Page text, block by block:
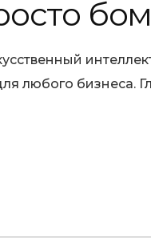
любого бизнеса.